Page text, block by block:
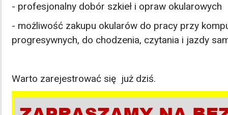
- profesjonalny dobór szkieł i opraw okularowych
- możliwość zakupu okularów do pracy przy
progresywnych, do chodzenia, czytania i jazdy
Warto zarejestrować się już dziś.